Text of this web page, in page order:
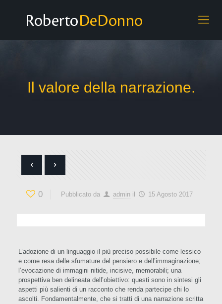
Il valore della narrazione.
0 Pubblicato da admin il 15 Agosto 2017
L’adozione di un linguaggio il più preciso possibile come lessico
e come resa delle sfumature del pensiero e dell’immaginazione;
l’evocazione di immagini nitide, incisive, memorabili; una
prospettiva ben delineata dell’obiettivo: questi sono in sintesi gli
aspetti più salienti di un racconto che renda partecipe chi lo
ascolti. Fondamentalmente, che si tratti di una narrazione scritta